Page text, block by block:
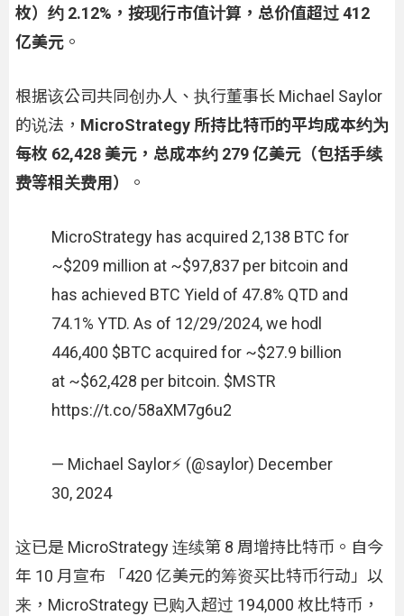
枚）约 2.12%，按现行市值计算，总价值超过 412
亿美元。
根据该公司共同创办人、执行董事长 Michael Saylor
的说法， MicroStrategy 所持比特币的平均成本约为
每枚 62,428 美元，总成本约 279 亿美元（包括手续
费等相关费用）
。
MicroStrategy has acquired 2,138 BTC for
~$209 million at ~$97,837 per bitcoin and
has achieved BTC Yield of 47.8% QTD and
74.1% YTD. As of 12/29/2024, we hodl
446,400 $BTC acquired for ~$27.9 billion
at ~$62,428 per bitcoin. $MSTR
https://t.co/58aXM7g6u2
— Michael Saylor⚡️ (@saylor) December
30, 2024
这已是 MicroStrategy 连续第 8 周增持比特币。自今
年 10 月宣布 「420 亿美元的筹资买比特币行动」以
来，MicroStrategy 已购入超过 194,000 枚比特币，